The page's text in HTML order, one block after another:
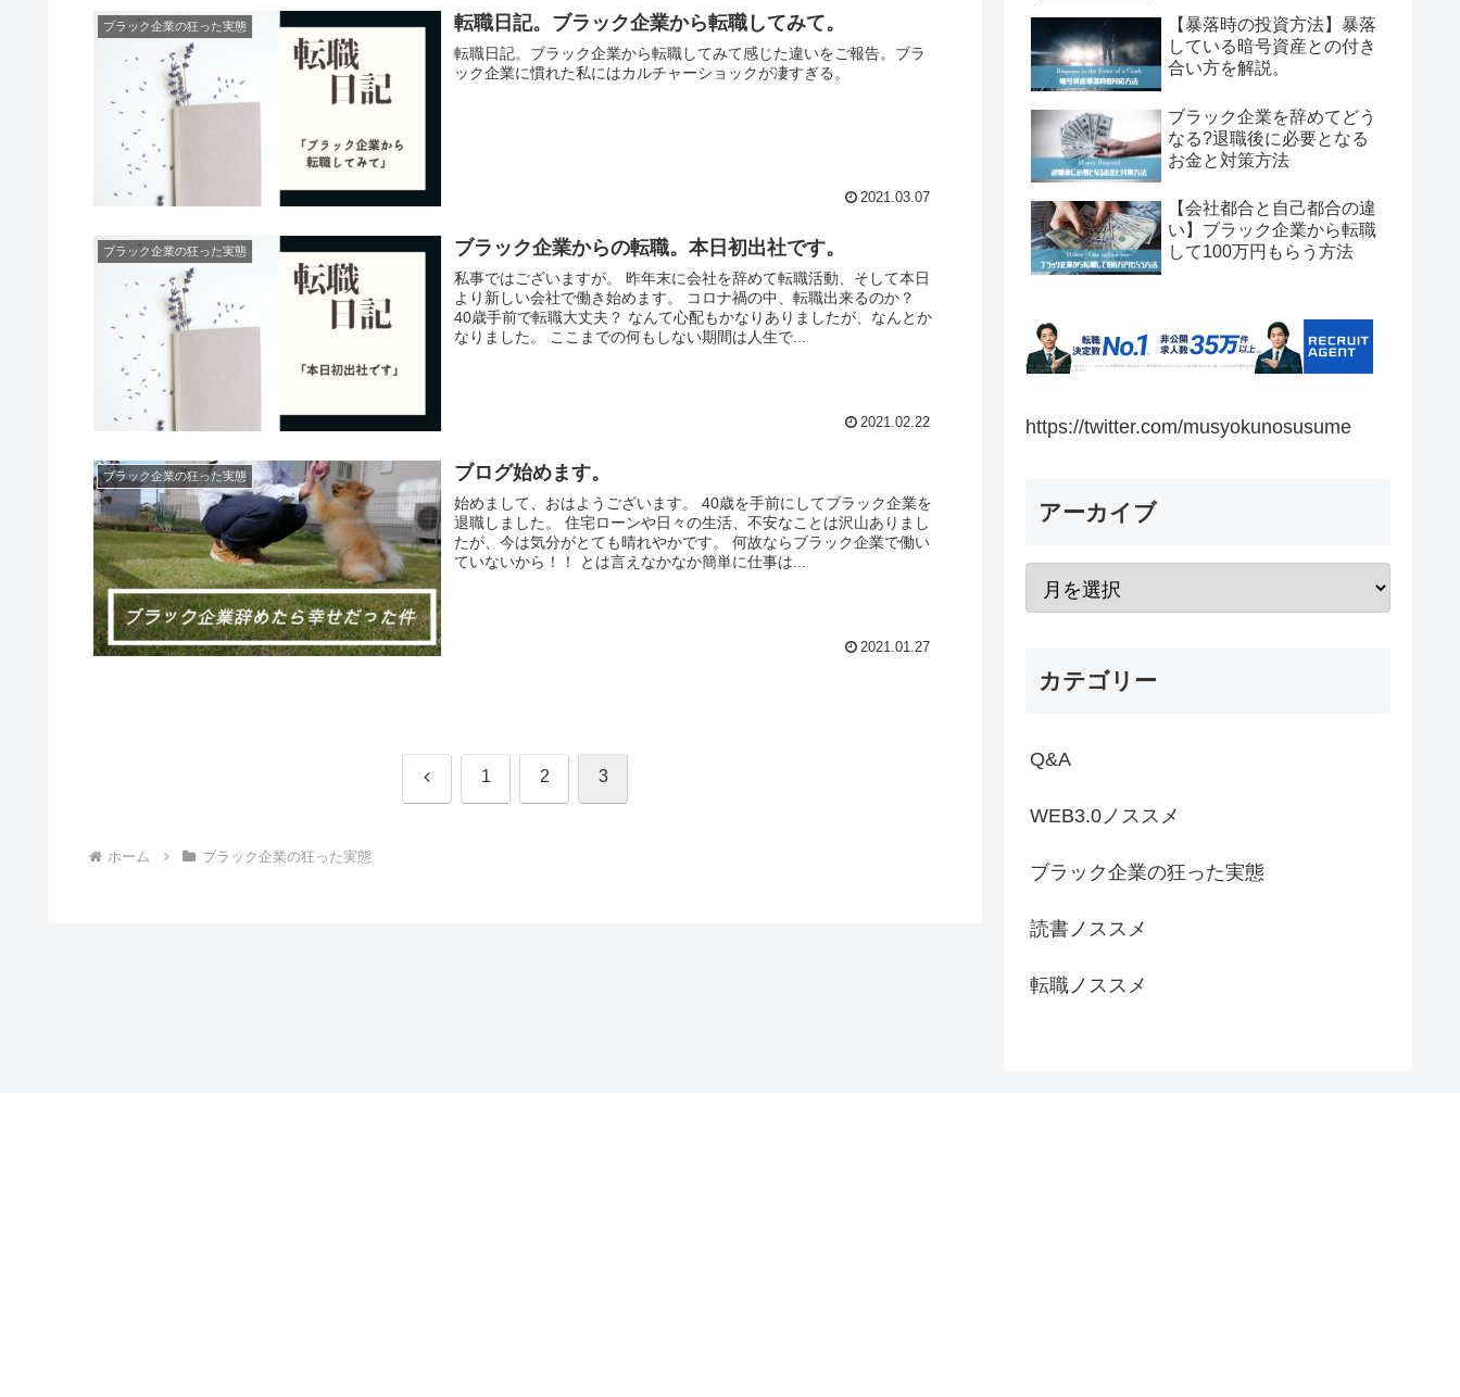
ブラック企業の狂った実態 転職日記。ブラック企業から転職してみて。
転職日記。ブラック企業から転職してみて感じた違いをご報告。ブラ
ック企業に慣れた私にはカルチャーショックが凄すぎる。
2021.03.07
ブラック企業の狂った実態 ブラック企業からの転職。本日初出社です。
私事ではございますが。 昨年末に会社を辞めて転職活動、そして本日
より新しい会社で働き始めます。 コロナ禍の中、転職出来るのか？
40歳手前で転職大丈夫？ なんて心配もかなりありましたが、なんとか
なりました。 ここまでの何もしない期間は人生で...
2021.02.22
ブラック企業の狂った実態 ブログ始めます。
始めまして、おはようございます。 40歳を手前にしてブラック企業を
退職しました。 住宅ローンや日々の生活、不安なことは沢山ありまし
たが、今は気分がとても晴れやかです。 何故ならブラック企業で働い
ていないから！！ とは言えなかなか簡単に仕事は...
2021.01.27
前 1 2 3
ホーム ブラック企業の狂った実態
【暴落時の投資方法】暴落
している暗号資産との付き
合い方を解説。
ブラック企業を辞めてどう
なる?退職後に必要となる
お金と対策方法
【会社都合と自己都合の違
い】ブラック企業から転職
して100万円もらう方法
https://twitter.com/musyokunosusume
アーカイブ
カテゴリー
Q&A
WEB3.0ノススメ
ブラック企業の狂った実態
読書ノススメ
転職ノススメ